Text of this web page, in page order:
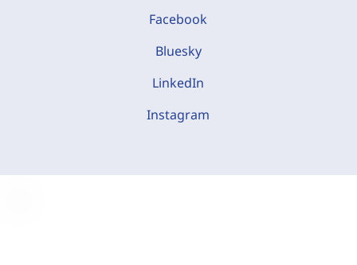
Facebook
Bluesky
LinkedIn
Instagram